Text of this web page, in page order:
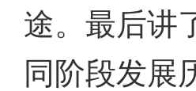
途。最后讲
同阶段发